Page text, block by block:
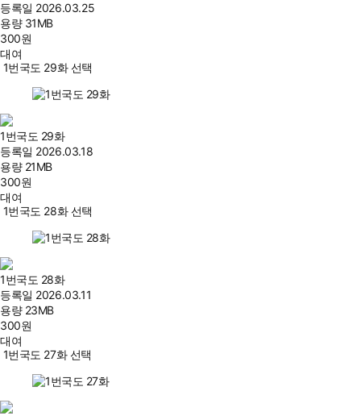
등록일 2026.03.25
용량 31MB
300원
대여
1번국도 29화 선택
1번국도 29화
등록일 2026.03.18
용량 21MB
300원
대여
1번국도 28화 선택
1번국도 28화
등록일 2026.03.11
용량 23MB
300원
대여
1번국도 27화 선택